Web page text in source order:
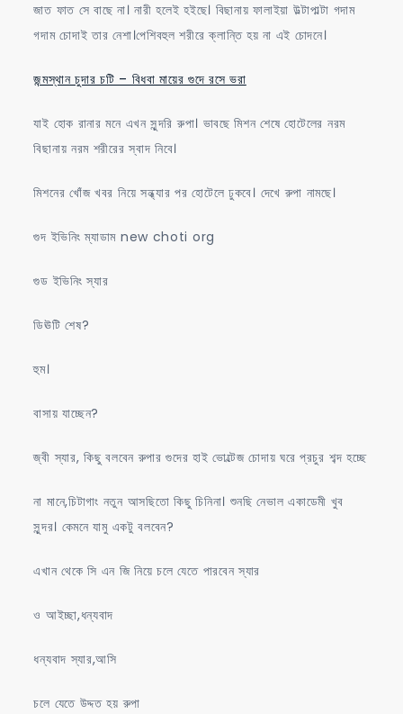
জাত ফাত সে বাছে না। নারী হলেই হইছে। বিছানায় ফালাইয়া উল্টাপাল্টা গদাম
গদাম চোদাই তার নেশা।পেশিবহুল শরীরে ক্লান্তি হয় না এই চোদনে।
জন্মস্থান চুদার চটি – বিধবা মায়ের গুদে রসে ভরা
যাই হোক রানার মনে এখন সুন্দরি রুপা। ভাবছে মিশন শেষে হোটেলের নরম
বিছানায় নরম শরীরের স্বাদ নিবে।
মিশনের খোঁজ খবর নিয়ে সন্ধ্যার পর হোটেলে ঢুকবে। দেখে রুপা নামছে।
গুদ ইভিনিং ম্যাডাম new choti org
গুড ইভিনিং স্যার
ডিঊটি শেষ?
হুম।
বাসায় যাচ্ছেন?
জ্বী স্যার, কিছু বলবেন রুপার গুদের হাই ভোল্টেজ চোদায় ঘরে প্রচুর শব্দ হচ্ছে
না মানে,চিটাগাং নতুন আসছিতো কিছু চিনিনা। শুনছি নেভাল একাডেমী খুব
সুন্দর। কেমনে যামু একটু বলবেন?
এখান থেকে সি এন জি নিয়ে চলে যেতে পারবেন স্যার
ও আইচ্ছা,ধন্যবাদ
ধন্যবাদ স্যার,আসি
চলে যেতে উদ্দত হয় রুপা